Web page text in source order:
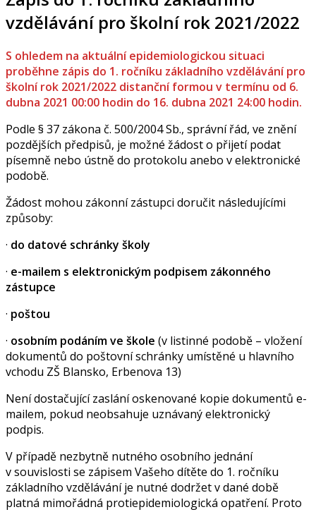
vzdělávání pro školní rok 2021/2022
S ohledem na aktuální epidemiologickou situaci
proběhne zápis do 1. ročníku základního vzdělávání pro
školní rok 2021/2022 distanční formou v termínu od 6.
dubna 2021 00:00 hodin do 16. dubna 2021 24:00 hodin.
Podle § 37 zákona č. 500/2004 Sb., správní řád, ve znění
pozdějších předpisů, je možné žádost o přijetí podat
písemně nebo ústně do protokolu anebo v elektronické
podobě.
Žádost mohou zákonní zástupci doručit následujícími
způsoby:
· do datové schránky školy
· e-mailem s elektronickým podpisem zákonného
zástupce
· poštou
· osobním podáním ve škole (v listinné podobě – vložení
dokumentů do poštovní schránky umístěné u hlavního
vchodu ZŠ Blansko, Erbenova 13)
Není dostačující zaslání oskenované kopie dokumentů e-
mailem, pokud neobsahuje uznávaný elektronický
podpis.
V případě nezbytně nutného osobního jednání
v souvislosti se zápisem Vašeho dítěte do 1. ročníku
základního vzdělávání je nutné dodržet v dané době
platná mimořádná protiepidemiologická opatření. Proto